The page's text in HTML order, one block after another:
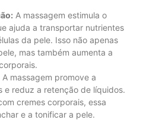
A massagem estimula o
ajuda a transportar nutrientes
da pele. Isso não apenas
mas também aumenta a
A massagem promove a
e reduz a retenção de líquidos.
cremes corporais, essa
e a tonificar a pele.